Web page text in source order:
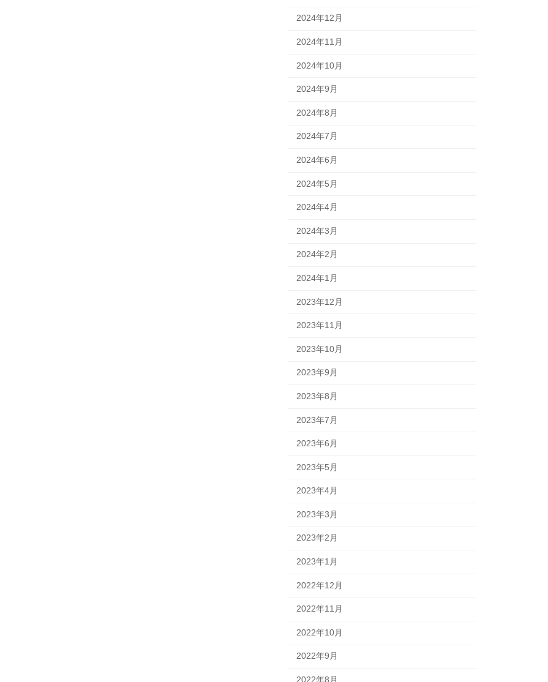
2024年12月
2024年11月
2024年10月
2024年9月
2024年8月
2024年7月
2024年6月
2024年5月
2024年4月
2024年3月
2024年2月
2024年1月
2023年12月
2023年11月
2023年10月
2023年9月
2023年8月
2023年7月
2023年6月
2023年5月
2023年4月
2023年3月
2023年2月
2023年1月
2022年12月
2022年11月
2022年10月
2022年9月
2022年8月